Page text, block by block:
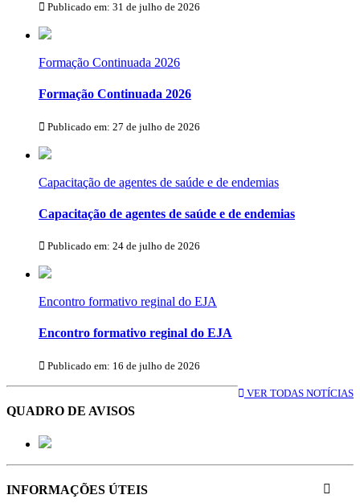
Publicado em: 31 de julho de 2026
Formação Continuada 2026
Formação Continuada 2026
Publicado em: 27 de julho de 2026
Capacitação de agentes de saúde e de endemias
Capacitação de agentes de saúde e de endemias
Publicado em: 24 de julho de 2026
Encontro formativo reginal do EJA
Encontro formativo reginal do EJA
Publicado em: 16 de julho de 2026
VER TODAS NOTÍCIAS
QUADRO DE AVISOS
INFORMAÇÕES ÚTEIS